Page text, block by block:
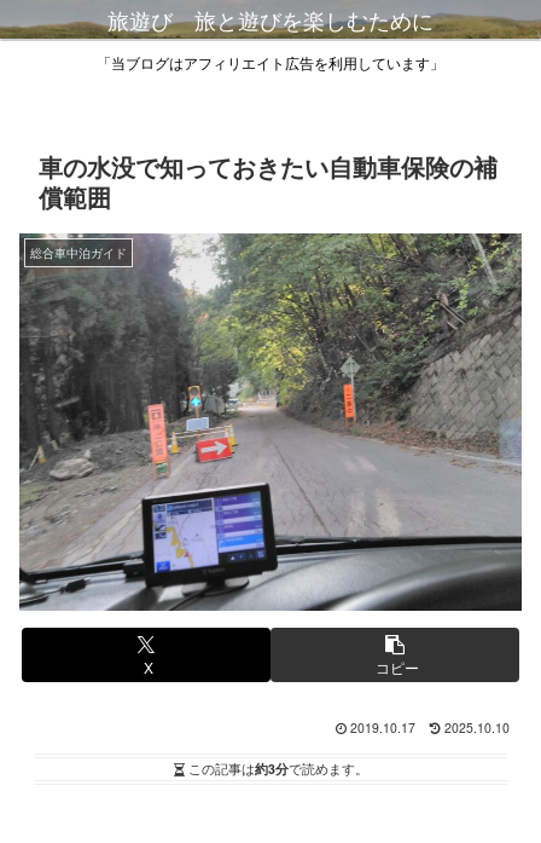
旅遊び 旅と遊びを楽しむために
「当ブログはアフィリエイト広告を利用しています」
車の水没で知っておきたい自動車保険の補
償範囲
総合車中泊ガイド
X コピー
2019.10.17 2025.10.10
この記事は約3分で読めます。